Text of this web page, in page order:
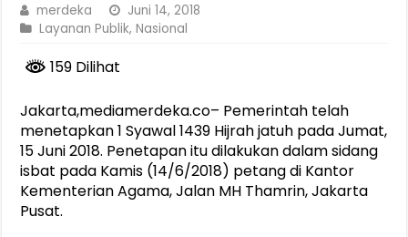
merdeka
Juni 14, 2018
Layanan Publik,Nasional
159 Dilihat
Jakarta,mediamerdeka.co– Pemerintah telah
menetapkan 1 Syawal 1439 Hijrah jatuh pada Jumat,
15 Juni 2018. Penetapan itu dilakukan dalam sidang
isbat pada Kamis (14/6/2018) petang di Kantor
Kementerian Agama, Jalan MH Thamrin, Jakarta
Pusat.